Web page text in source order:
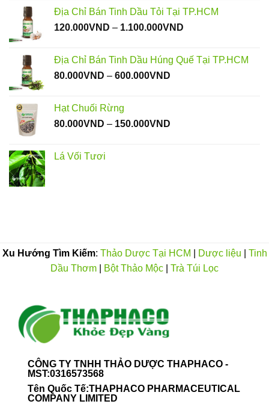
Địa Chỉ Bán Tinh Dầu Tỏi Tại TP.HCM
120.000VND – 1.100.000VND
120.000VND
Địa Chỉ Bán Tinh Dầu Húng Quế Tại TP.HCM
80.000VND – 600.000VND
Hạt Chuối Rừng
80.000VND – 150.000VND
Lá Vối Tươi
Xu Hướng Tìm Kiếm: Thảo Dược Tại HCM Dược liệu
Tinh
Dầu Thơm
Bột Thảo Mộc Trà Túi Lọc
CÔNG TY TNHH THẢO DƯỢC THAPHACO -
MST:0316573568
Tên Quốc Tế:THAPHACO PHARMACEUTICAL
COMPANY LIMITED